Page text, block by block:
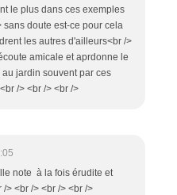
le plus dans ces exemples
sans doute est-ce pour cela
les autres d'ailleurs<br />
amicale et aprdonne le
jardin souvent par ces
/> <br /> <br />
note à la fois érudite et
> <br /> <br /> <br />